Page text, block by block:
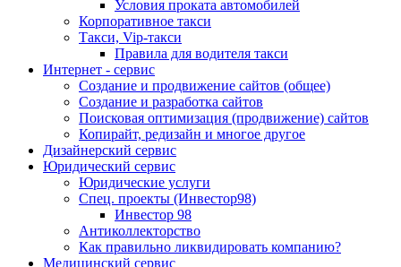
Условия проката автомобилей
Корпоративное такси
Такси, Vip-такси
Правила для водителя такси
Интернет - сервис
Создание и продвижение сайтов (общее)
Создание и разработка сайтов
Поисковая оптимизация (продвижение) сайтов
Копирайт, редизайн и многое другое
Дизайнерский сервис
Юридический сервис
Юридические услуги
Спец. проекты (Инвестор98)
Инвестор 98
Антиколлекторство
Как правильно ликвидировать компанию?
Медицинский сервис